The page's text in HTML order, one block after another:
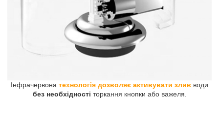
Інфрачервона технологія дозволяє активувати злив води
без необхідності торкання кнопки або важеля.